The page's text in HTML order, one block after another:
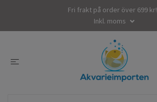
Fri frakt på order över 699 kr!
Inkl. moms